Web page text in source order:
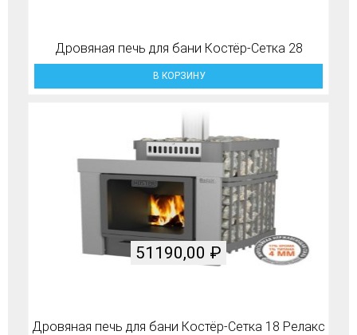
Дровяная печь для бани Костёр-Сетка 28
В КОРЗИНУ
Дровяная печь для бани Костёр-Сетка 18 Релакс
51190,00 ₽